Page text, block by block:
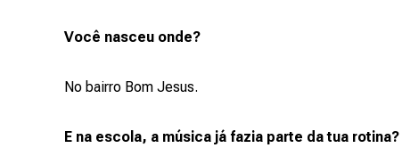
Você nasceu onde?
No bairro Bom Jesus.
E na escola, a música já fazia parte da tua rotina?